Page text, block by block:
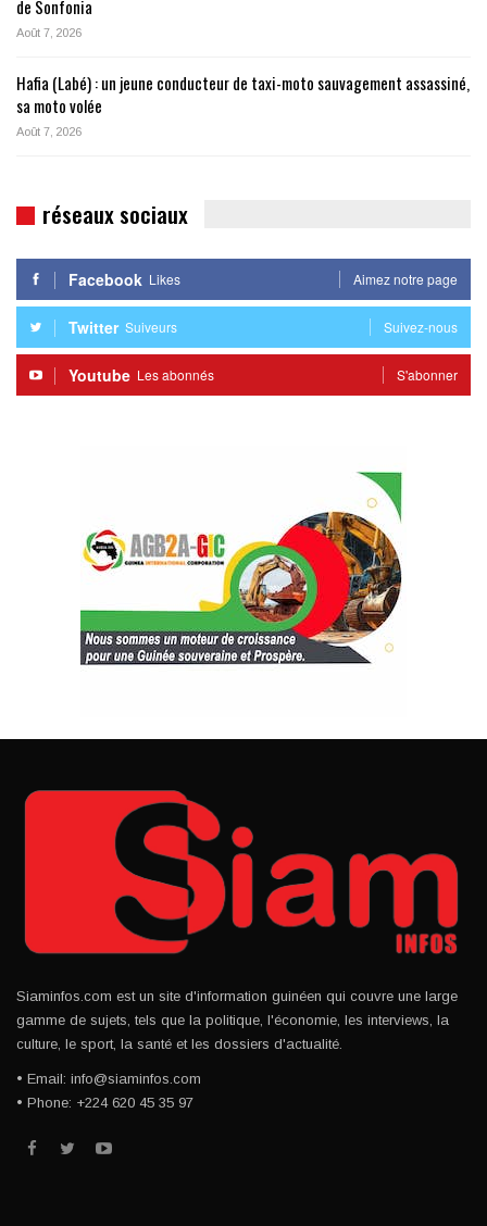
de Sonfonia
Août 7, 2026
Hafia (Labé) : un jeune conducteur de taxi-moto sauvagement assassiné,
sa moto volée
Août 7, 2026
réseaux sociaux
Facebook Likes Aimez notre page
Twitter Suiveurs Suivez-nous
Youtube Les abonnés S'abonner
Siaminfos.com est un site d'information guinéen qui couvre une large
gamme de sujets, tels que la politique, l'économie, les interviews, la
culture, le sport, la santé et les dossiers d'actualité.
• Email: info@siaminfos.com
• Phone: +224 620 45 35 97